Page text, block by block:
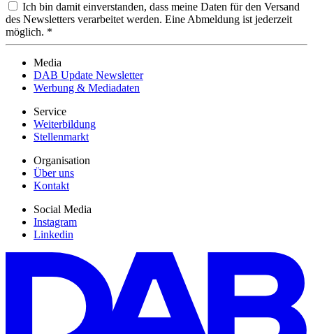
Ich bin damit einverstanden, dass meine Daten für den Versand
des Newsletters verarbeitet werden. Eine Abmeldung ist jederzeit
möglich. *
Media
DAB Update Newsletter
Werbung & Mediadaten
Service
Weiterbildung
Stellenmarkt
Organisation
Über uns
Kontakt
Social Media
Instagram
Linkedin